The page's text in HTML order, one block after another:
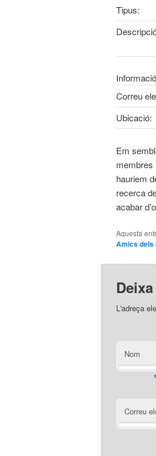
Tipus:
Correu
Ubicació:
Em
membres
hauriem
recerca
acabar
Aquesta
Amics dels
L'adreça
Nom
Correu